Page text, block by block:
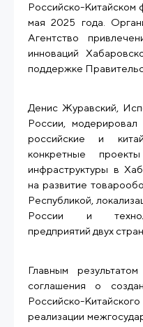
Российско-Китайском
мая 2025 года.
Агентство
инноваций
поддержке
Денис Журавский,
России,
российские и
конкретные
инфраструктуры в
на развитие
Республикой,
России и
предприятий двух стран.
Главным
соглашения о
Российско-
реализации